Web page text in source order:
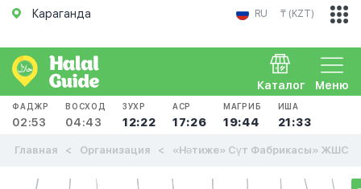
Караганда RU ₸ (KZT)
Меню
Каталог
ФАДЖР
02:53
ВОСХОД
04:43
ЗУХР
12:22
АСР
17:26
МАГРИБ
19:44
ИША
21:33
Главная Организация «Нәтиже» Сүт Фабрикасы» ЖШС